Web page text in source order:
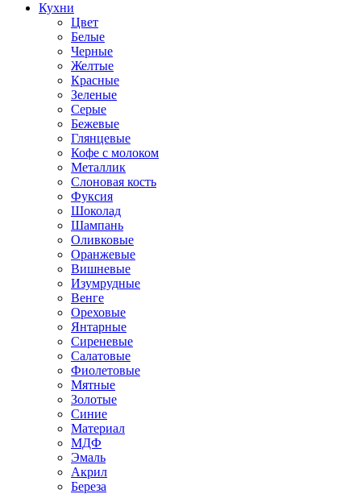
Кухни
Цвет
Белые
Черные
Желтые
Красные
Зеленые
Серые
Бежевые
Глянцевые
Кофе с молоком
Металлик
Слоновая кость
Фуксия
Шоколад
Шампань
Оливковые
Оранжевые
Вишневые
Изумрудные
Венге
Ореховые
Янтарные
Сиреневые
Салатовые
Фиолетовые
Мятные
Золотые
Синие
Материал
МДФ
Эмаль
Акрил
Береза